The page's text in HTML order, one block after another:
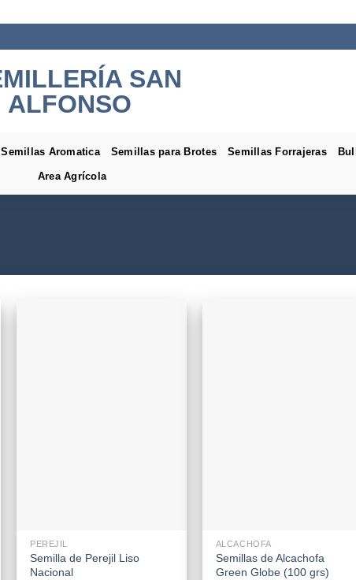
Semillas Aromatica Semillas para Brotes Semillas Forrajeras
Area Agrícola
PEREJIL
Semilla de Perejil Liso
Nacional
ALCACHOFA
Semillas de Alcachofa
Green Globe (100 grs)